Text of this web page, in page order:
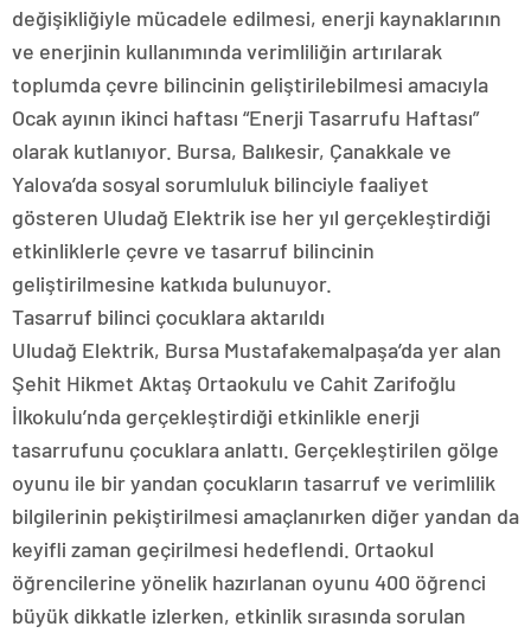
değişikliğiyle mücadele edilmesi, enerji kaynaklarının
ve enerjinin kullanımında verimliliğin artırılarak
toplumda çevre bilincinin geliştirilebilmesi amacıyla
Ocak ayının ikinci haftası “Enerji Tasarrufu Haftası”
olarak kutlanıyor. Bursa, Balıkesir, Çanakkale ve
Yalova’da sosyal sorumluluk bilinciyle faaliyet
gösteren Uludağ Elektrik ise her yıl gerçekleştirdiği
etkinliklerle çevre ve tasarruf bilincinin
geliştirilmesine katkıda bulunuyor.
Tasarruf bilinci çocuklara aktarıldı
Uludağ Elektrik, Bursa Mustafakemalpaşa’da yer alan
Şehit Hikmet Aktaş Ortaokulu ve Cahit Zarifoğlu
İlkokulu’nda gerçekleştirdiği etkinlikle enerji
tasarrufunu çocuklara anlattı. Gerçekleştirilen gölge
oyunu ile bir yandan çocukların tasarruf ve verimlilik
bilgilerinin pekiştirilmesi amaçlanırken diğer yandan da
keyifli zaman geçirilmesi hedeflendi. Ortaokul
öğrencilerine yönelik hazırlanan oyunu 400 öğrenci
büyük dikkatle izlerken, etkinlik sırasında sorulan